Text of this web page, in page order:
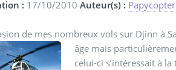
: 17/10/2010Auteur(s) :
de mes nombreux vols sur Djinn à
âge mais
celui-ci s’intéressait à